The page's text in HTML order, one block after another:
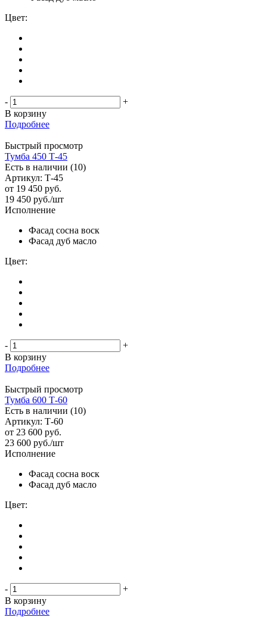
Цвет:
-
+
В корзину
Подробнее
Быстрый просмотр
Тумба 450 Т-45
Есть в наличии (10)
Артикул: Т-45
от 19 450 руб.
19 450 руб./шт
Исполнение
Фасад сосна воск
Фасад дуб масло
Цвет:
-
+
В корзину
Подробнее
Быстрый просмотр
Тумба 600 Т-60
Есть в наличии (10)
Артикул: Т-60
от 23 600 руб.
23 600 руб./шт
Исполнение
Фасад сосна воск
Фасад дуб масло
Цвет:
-
+
В корзину
Подробнее